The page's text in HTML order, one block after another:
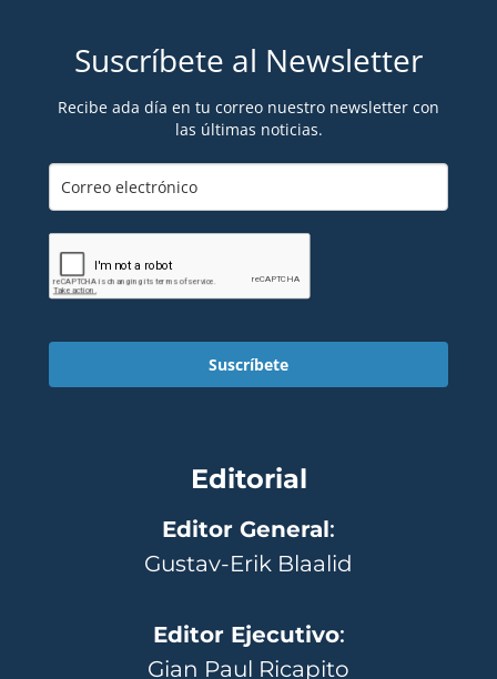
Suscríbete al Newsletter
Recibe ada día en tu correo nuestro newsletter con
las últimas noticias.
Suscríbete
Editorial
Editor General:
Gustav-Erik Blaalid
Editor Ejecutivo:
Gian Paul Ricapito